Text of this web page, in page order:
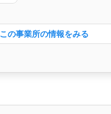
この事業所の情報をみる